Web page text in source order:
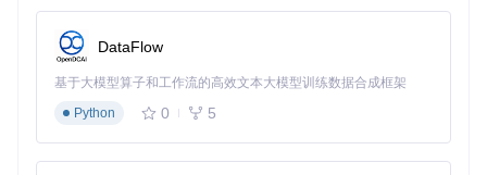
DataFlow
基于大模型算子和工作流的高效文本大模型训练数据合成框架
Python
0 5